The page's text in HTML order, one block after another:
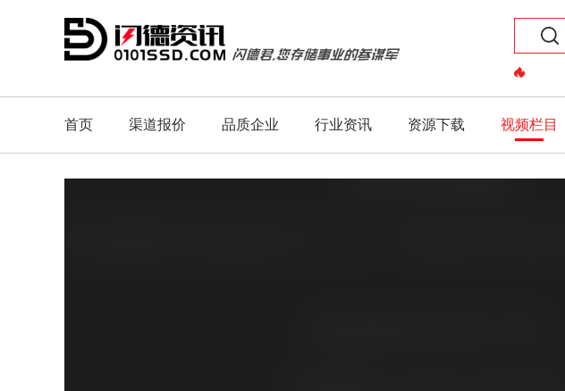
首页 渠道报价 品质企业 行业资讯 资源下载 视频栏目